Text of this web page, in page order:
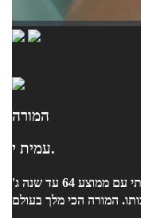
המורה
עמית י.
עמית מלווה אותי משנה א' שהתחלתי עם ממוצע 64 עד שנה ג'